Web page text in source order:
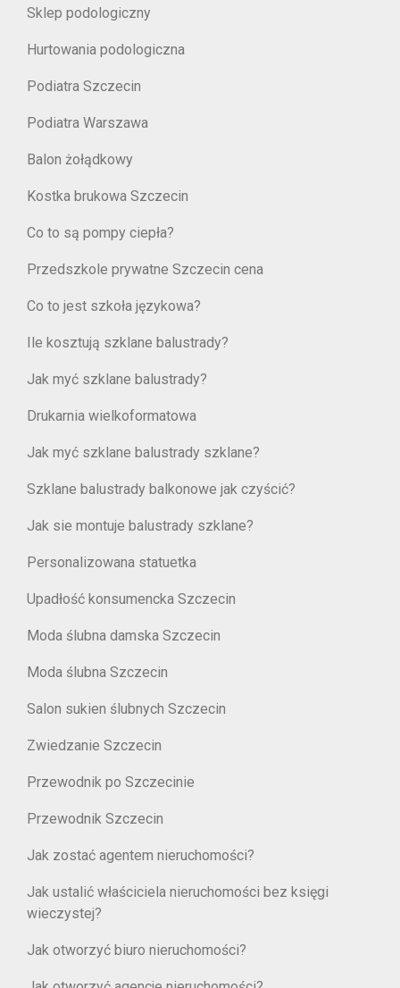
Sklep podologiczny
Hurtowania podologiczna
Podiatra Szczecin
Podiatra Warszawa
Balon żołądkowy
Kostka brukowa Szczecin
Co to są pompy ciepła?
Przedszkole prywatne Szczecin cena
Co to jest szkoła językowa?
Ile kosztują szklane balustrady?
Jak myć szklane balustrady?
Drukarnia wielkoformatowa
Jak myć szklane balustrady szklane?
Szklane balustrady balkonowe jak czyścić?
Jak sie montuje balustrady szklane?
Personalizowana statuetka
Upadłość konsumencka Szczecin
Moda ślubna damska Szczecin
Moda ślubna Szczecin
Salon sukien ślubnych Szczecin
Zwiedzanie Szczecin
Przewodnik po Szczecinie
Przewodnik Szczecin
Jak zostać agentem nieruchomości?
Jak ustalić właściciela nieruchomości bez księgi
wieczystej?
Jak otworzyć biuro nieruchomości?